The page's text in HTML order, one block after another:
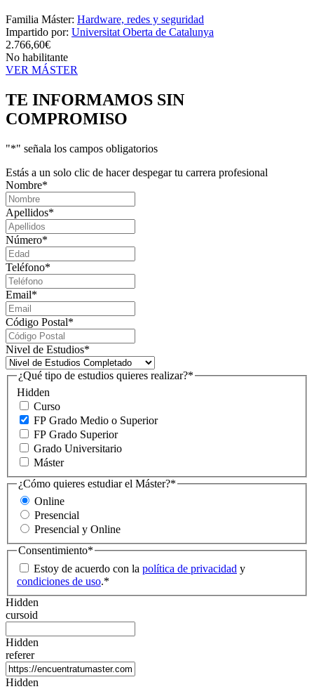
Familia Máster: Hardware, redes y seguridad
Impartido por: Universitat Oberta de Catalunya
2.766,60€
No habilitante
VER MÁSTER
TE INFORMAMOS SIN
COMPROMISO
"*" señala los campos obligatorios
Estás a un solo clic de hacer despegar tu carrera profesional
Nombre*
Apellidos*
Número*
Teléfono*
Email*
Código Postal*
Nivel de Estudios*
Hidden
¿Qué tipo de estudios quieres realizar?*
Curso
FP Grado Medio o Superior
FP Grado Superior
Grado Universitario
Máster
¿Cómo quieres estudiar el Máster?*
Online
Presencial
Presencial y Online
Consentimiento*
Estoy de acuerdo con la política de privacidad y
condiciones de uso.*
Hidden
cursoid
Hidden
referer
Hidden